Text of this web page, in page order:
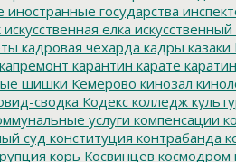
иностранные государства
искусственная елка
кадровая чехарда кадры казаки
капремонт карантин карате каратин
шишки Кемерово кинозал
сводка Кодекс колледж
услуги компенсации
суд конституция контрабанда
корь Косвинцев космодром